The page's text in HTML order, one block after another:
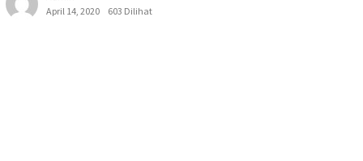
April 14, 2020
603 Dilihat